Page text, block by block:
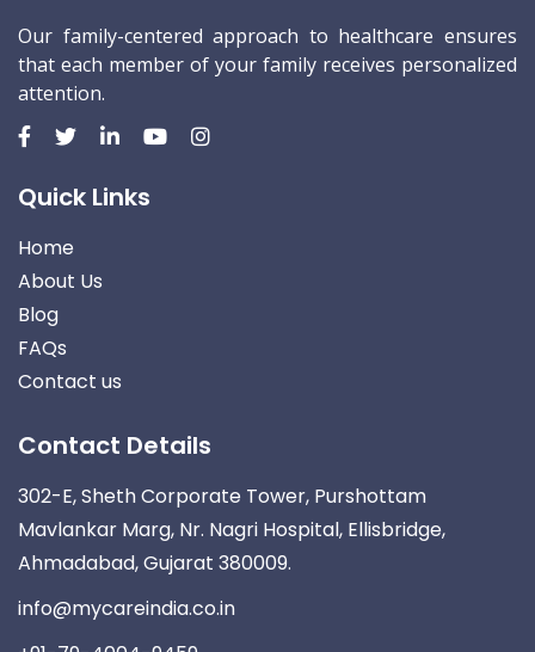
Our family-centered approach to healthcare ensures
that each member of your family receives personalized
attention.
Quick Links
Home
About Us
Blog
FAQs
Contact us
Contact Details
302-E, Sheth Corporate Tower, Purshottam
Mavlankar Marg, Nr. Nagri Hospital, Ellisbridge,
Ahmadabad, Gujarat 380009.
info@mycareindia.co.in